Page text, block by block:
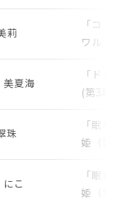
莉
「コ
ワル
夏海
「ド
(第3
珠
「眠
姫（
こ
「眠
姫（